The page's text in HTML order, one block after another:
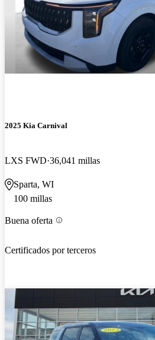
2025 Kia Carnival
LXS FWD 36,041 millas
Sparta, WI
100 millas
Buena oferta
Certificados por terceros